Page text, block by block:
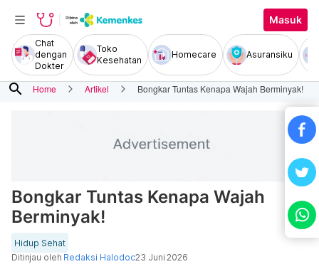
Masuk
Chat
dengan
Dokter
Toko
Kesehatan
Homecare Asuransiku
search Home Artikel Bongkar Tuntas Kenapa Wajah Berminyak!
Bongkar Tuntas Kenapa Wajah
Berminyak!
Hidup Sehat
Ditinjau oleh Redaksi Halodoc23 Juni 2026